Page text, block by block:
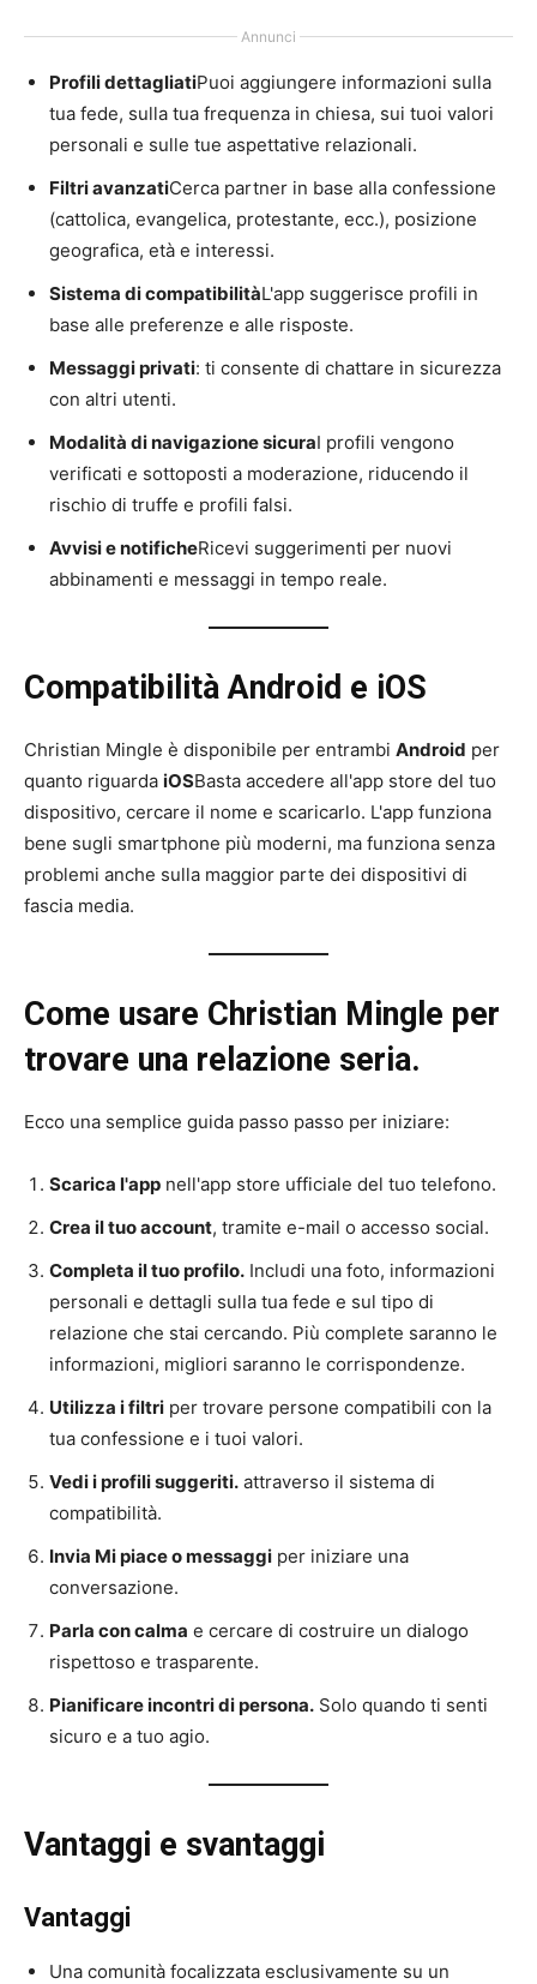
Annunci
Profili dettagliatiPuoi aggiungere informazioni sulla
tua fede, sulla tua frequenza in chiesa, sui tuoi valori
personali e sulle tue aspettative relazionali.
Filtri avanzatiCerca partner in base alla confessione
(cattolica, evangelica, protestante, ecc.), posizione
geografica, età e interessi.
Sistema di compatibilitàL'app suggerisce profili in
base alle preferenze e alle risposte.
Messaggi privati: ti consente di chattare in sicurezza
con altri utenti.
Modalità di navigazione sicuraI profili vengono
verificati e sottoposti a moderazione, riducendo il
rischio di truffe e profili falsi.
Avvisi e notificheRicevi suggerimenti per nuovi
abbinamenti e messaggi in tempo reale.
Compatibilità Android e iOS
Christian Mingle è disponibile per entrambi Android per
quanto riguarda iOSBasta accedere all'app store del tuo
dispositivo, cercare il nome e scaricarlo. L'app funziona
bene sugli smartphone più moderni, ma funziona senza
problemi anche sulla maggior parte dei dispositivi di
fascia media.
Come usare Christian Mingle per
trovare una relazione seria.
Ecco una semplice guida passo passo per iniziare:
Scarica l'app nell'app store ufficiale del tuo telefono.
Crea il tuo account, tramite e-mail o accesso social.
Completa il tuo profilo. Includi una foto, informazioni
personali e dettagli sulla tua fede e sul tipo di
relazione che stai cercando. Più complete saranno le
informazioni, migliori saranno le corrispondenze.
Utilizza i filtri per trovare persone compatibili con la
tua confessione e i tuoi valori.
Vedi i profili suggeriti. attraverso il sistema di
compatibilità.
Invia Mi piace o messaggi per iniziare una
conversazione.
Parla con calma e cercare di costruire un dialogo
rispettoso e trasparente.
Pianificare incontri di persona. Solo quando ti senti
sicuro e a tuo agio.
Vantaggi e svantaggi
Vantaggi
Una comunità focalizzata esclusivamente su un